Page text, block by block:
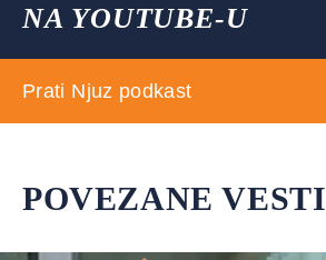
NA YOUTUBE-U
Prati Njuz podkast
POVEZANE VESTI